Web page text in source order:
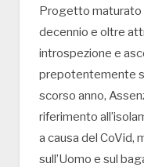
Progetto maturato
decennio e oltre
introspezione e
prepotentemente
scorso anno,
riferimento
a causa del CoVid,
sull’Uomo e sul